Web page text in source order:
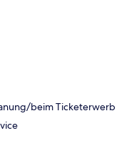
beim Ticketerwerb